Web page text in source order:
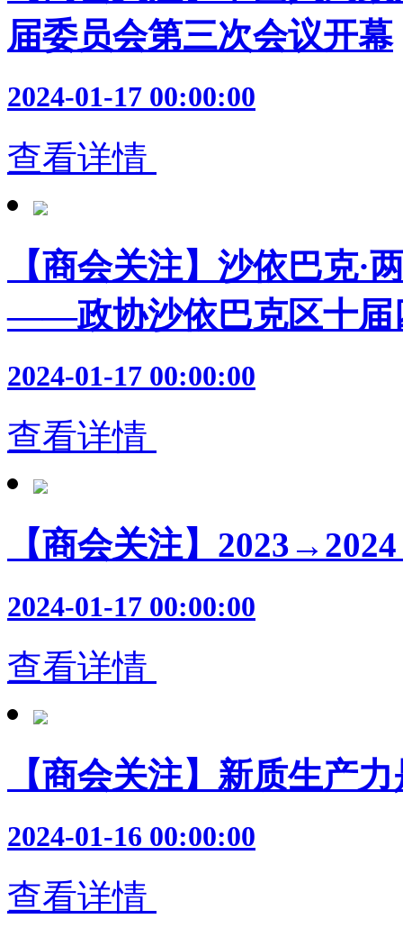
届委员会第三次会议开幕
2024-01-17 00:00:00
查看详情
【商会关注】沙依巴克·
——政协沙依巴克区十届
2024-01-17 00:00:00
查看详情
【商会关注】
2024-01-17 00:00:00
查看详情
【商会关注】新质生产
2024-01-16 00:00:00
查看详情